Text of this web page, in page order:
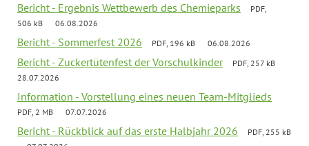
Bericht - Ergebnis Wettbewerb des Chemieparks
PDF,
506 kB
06.08.2026
Bericht - Sommerfest 2026 PDF, 196 kB 06.08.2026
Bericht - Zuckertütenfest der Vorschulkinder
PDF, 257 kB
28.07.2026
Information - Vorstellung eines neuen Team-Mitglieds
PDF, 2 MB 07.07.2026
Bericht - Rückblick auf das erste Halbjahr 2026
PDF, 255 kB